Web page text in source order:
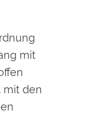
mit
mit den